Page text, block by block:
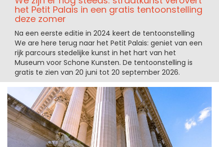
het Petit Palais in een gratis tentoonstelling
deze zomer
Na een eerste editie in 2024 keert de tentoonstelling
We are here terug naar het Petit Palais: geniet van een
rijk parcours stedelijke kunst in het hart van het
Museum voor Schone Kunsten. De tentoonstelling is
gratis te zien van 20 juni tot 20 september 2026.